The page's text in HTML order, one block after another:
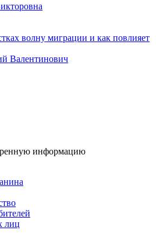
волну миграции и как повлияет
Валентинович
информацию
лиц